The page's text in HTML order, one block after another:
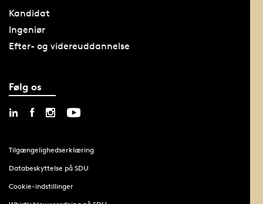
Kandidat
Ingeniør
Efter- og videreuddannelse
Følg os
Tilgængelighedserklæring
Databeskyttelse på SDU
Cookie-indstillinger